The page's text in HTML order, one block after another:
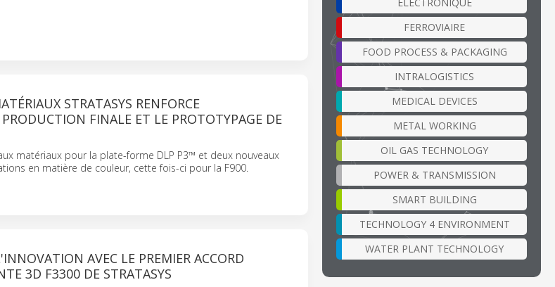
STRATASYS RENFORCE
FINALE ET LE PROTOTYPAGE DE
matériaux pour la plate-forme DLP P3™ et deux nouveaux
en matière de couleur, cette fois-ci pour la F900.
AVEC LE PREMIER ACCORD
3D F3300 DE STRATASYS
FERROVIAIRE
FOOD PROCESS & PACKAGING
INTRALOGISTICS
MEDICAL DEVICES
METAL WORKING
OIL GAS TECHNOLOGY
POWER & TRANSMISSION
SMART BUILDING
TECHNOLOGY 4 ENVIRONMENT
WATER PLANT TECHNOLOGY